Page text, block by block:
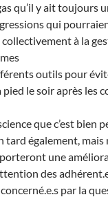
qu’il y ait toujours
qui
à la
outils pour
le soir après les
que c’est bien
tard également, mais
une
des
par la